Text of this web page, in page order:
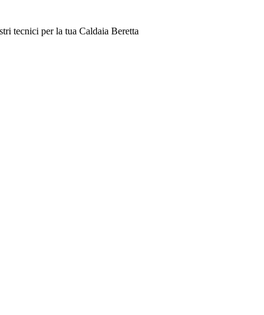
tecnici per la tua Caldaia Beretta